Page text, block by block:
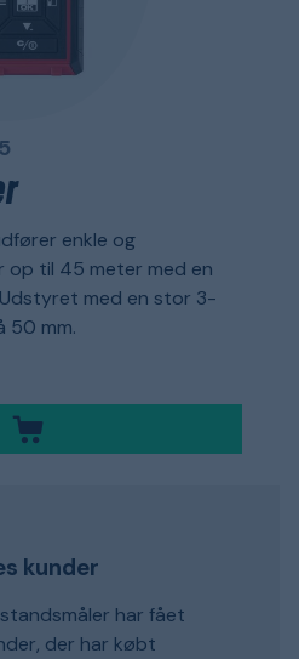
enkle og
op til 45 meter med en
med en stor 3-
50 mm.
kunder
har fået
der har købt